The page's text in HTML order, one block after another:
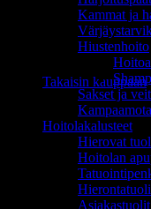
Ostoskori on tyhjä.
Takaisin kauppaan
Kammat ja
Hiustenhoito
Sakset ja
Hoitolakalusteet
Hierovat
Hoitolan
Asiakastuolit